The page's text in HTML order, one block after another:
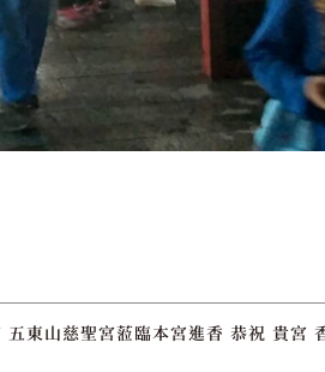
東山慈聖宮蒞臨本宮進香 恭祝 貴宮